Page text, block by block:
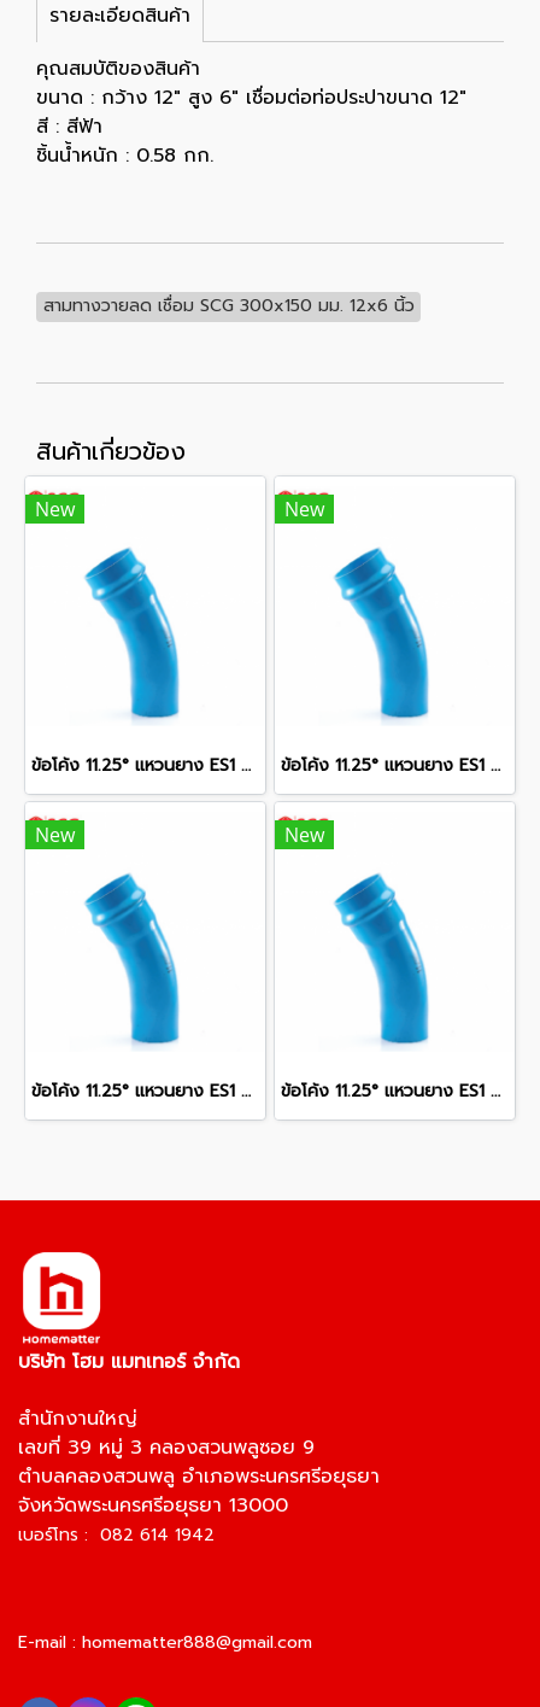
รายละเอียดสินค้า
คุณสมบัติของสินค้า
ขนาด : กว้าง 12" สูง 6" เชื่อมต่อท่อประปาขนาด 12"
สี : สีฟ้า
ชิ้นน้ำหนัก : 0.58 กก.
สามทางวายลด เชื่อม SCG 300x150 มม. 12x6 นิ้ว
สินค้าเกี่ยวข้อง
New
ข้อโค้ง 11.25° แหวนยาง ES1 SCG ขนาด 250 มม. (10 นิ้ว ) ชั้น 13.5
New
ข้อโค้ง 11.25° แหวนยาง ES1 SCG ขนาด 350 มม. (14 นิ้ว ) ชั้น 13.5
New
ข้อโค้ง 11.25° แหวนยาง ES1 SCG ขนาด 300 มม. (12 นิ้ว ) ชั้น 13.5
New
ข้อโค้ง 11.25° แหวนยาง ES1 SCG ขนาด 400 มม. (16 นิ้ว ) ชั้น 13.5
บริษัท โฮม แมทเทอร์ จำกัด
สำนักงานใหญ่
เลขที่ 39 หมู่ 3 คลองสวนพลูซอย 9
ตำบลคลองสวนพลู อำเภอพระนครศรีอยุธยา
จังหวัดพระนครศรีอยุธยา 13000
เบอร์โทร : 082 614 1942
E-mail : homematter888@gmail.com